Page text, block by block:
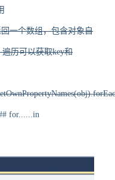
一个数组，包含对象自
历可以获取key和
for......in